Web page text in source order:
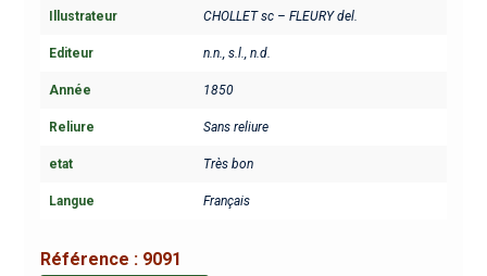
Illustrateur CHOLLET sc – FLEURY del.
Editeur n.n., s.l., n.d.
Année 1850
Reliure Sans reliure
etat Très bon
Langue Français
Référence : 9091